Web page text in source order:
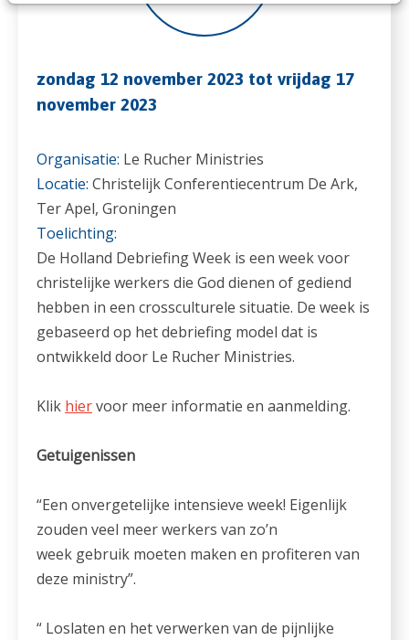
zondag 12 november 2023 tot vrijdag 17
november 2023
Organisatie: Le Rucher Ministries
Locatie: Christelijk Conferentiecentrum De Ark,
Ter Apel, Groningen
Toelichting:
De Holland Debriefing Week is een week voor
christelijke werkers die God dienen of gediend
hebben in een crossculturele situatie. De week is
gebaseerd op het debriefing model dat is
ontwikkeld door Le Rucher Ministries.
Klik hiervoor meer informatie en aanmelding.
Getuigenissen
“Een onvergetelijke intensieve week! Eigenlijk
zouden veel meer werkers van zo’n
week gebruik moeten maken en profiteren van
deze ministry”.
“ Loslaten en het verwerken van de pijnlijke